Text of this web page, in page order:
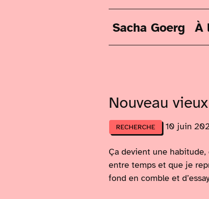
Sacha Goerg À
Nouveau
RECHERCHE 10 juin
Ça devient une
entre temps et que je
fond en comble et